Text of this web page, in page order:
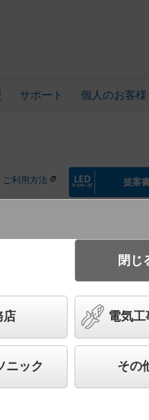
サポート 個人のお客様
ご利用方法 提案
ライト 全周配光 防雨型
ニアル） パネル付型 水
御など様々なご要望にお応えで
店 電気工
ニック その
閉じ